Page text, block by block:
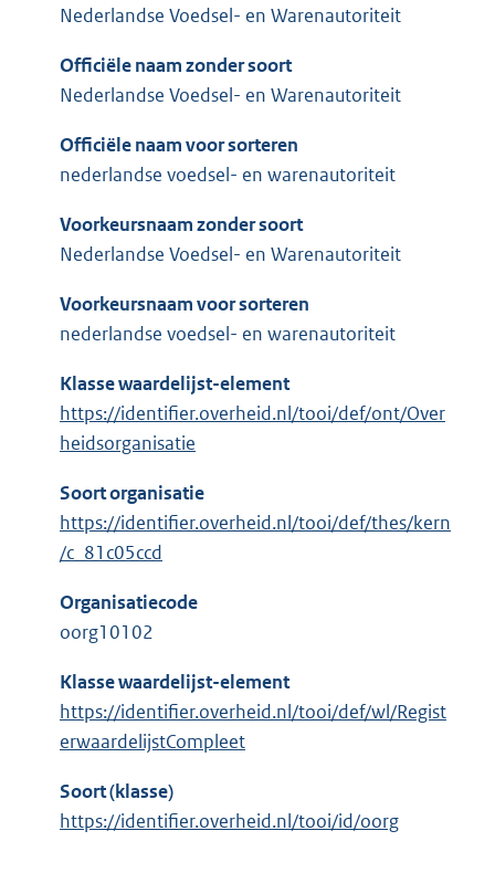
Nederlandse Voedsel- en Warenautoriteit
Officiële naam zonder soort
Nederlandse Voedsel- en Warenautoriteit
Officiële naam voor sorteren
nederlandse voedsel- en warenautoriteit
Voorkeursnaam zonder soort
Nederlandse Voedsel- en Warenautoriteit
Voorkeursnaam voor sorteren
nederlandse voedsel- en warenautoriteit
Klasse waardelijst-element
https://identifier.overheid.nl/tooi/def/ont/Over
heidsorganisatie
Soort organisatie
https://identifier.overheid.nl/tooi/def/thes/kern
/c_81c05ccd
Organisatiecode
oorg10102
Klasse waardelijst-element
https://identifier.overheid.nl/tooi/def/wl/Regist
erwaardelijstCompleet
Soort (klasse)
https://identifier.overheid.nl/tooi/id/oorg